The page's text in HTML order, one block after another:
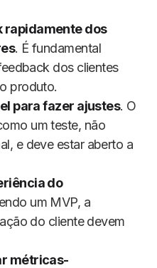
rapidamente dos
. É fundamental
dos clientes
produto.
para fazer ajustes. O
um teste, não
e deve estar aberto a
do
um MVP, a
do cliente devem
métricas-